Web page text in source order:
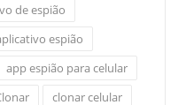
de espião
espião
app espião para celular
clonar celular